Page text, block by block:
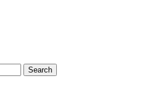
Search